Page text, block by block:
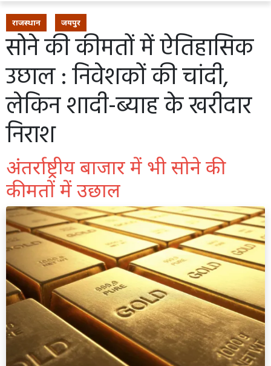
राजस्थान जयपुर
सोने की कीमतों में ऐतिहासिक
उछाल : निवेशकों की चांदी,
लेकिन शादी-ब्याह के खरीदार
निराश
अंतर्राष्ट्रीय बाजार में भी सोने की
कीमतों में उछाल